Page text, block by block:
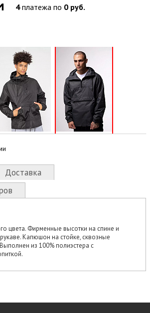
4платежа по 0 руб.
Доставка
цвета. Фирменные высотки на спине и
Капюшон на стойке, сквозные
из 100% полиэстера с